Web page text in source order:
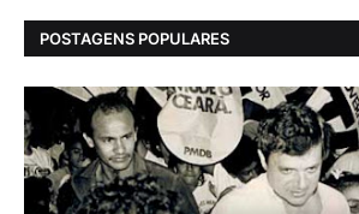
POSTAGENS POPULARES